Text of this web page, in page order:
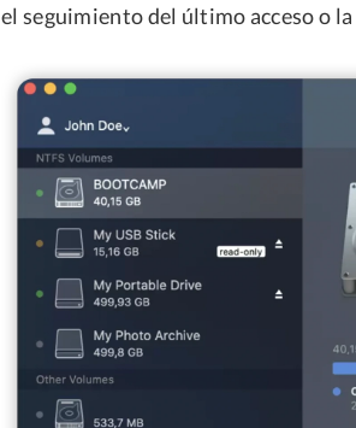
el seguimiento del último acceso o